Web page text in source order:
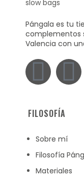
Pángala es tu
complementos
Valencia con
FILOSOFÍA
Sobre mí
Filosofía
Materiales